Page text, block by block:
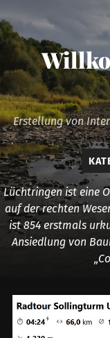
Erstellung von
Lüchtringen ist eine
auf der rechten
ist 854 erstmals
Ansiedlung von